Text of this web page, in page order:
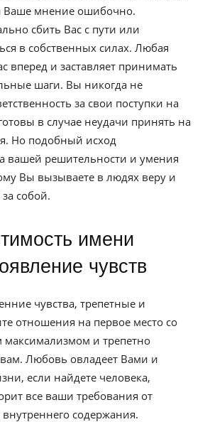
Ваше мнение ошибочно.
сбить Вас с пути или
в собственных силах. Любая
вперед и заставляет принимать
шаги. Вы никогда не
за свои поступки на
в случае неудачи принять на
Но подобный исход
вашей решительности и умения
Вы вызываете в людях веру и
собой.
чувств
чувства, трепетные и
отношения на первое место со
и трепетно
Любовь овладеет Вами и
если найдете человека,
все ваши требования от
содержания.